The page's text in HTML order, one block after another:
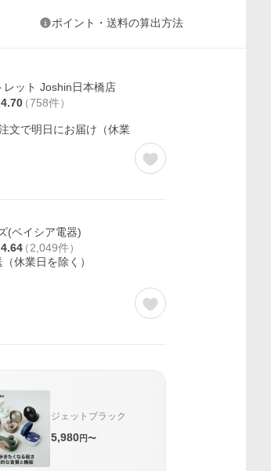
ポイント・送料の算出方法
レット Joshin日本橋店
4.70（758件）
文で明日にお届け（休業
(ベイシア電器)
4.64（2,049件）
休業日を除く）
ジェットブラック
5,980円〜